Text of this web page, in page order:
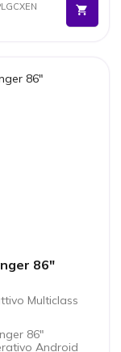
esterni
lunga portata
20 W +
86"
Multiclass
86"
Android